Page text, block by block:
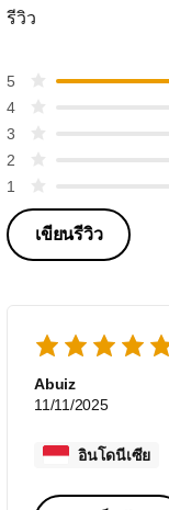
รีวิว
5
4
3
2
1
เขียนรีวิว
Abuiz
11/11/2025
อินโดนีเซีย